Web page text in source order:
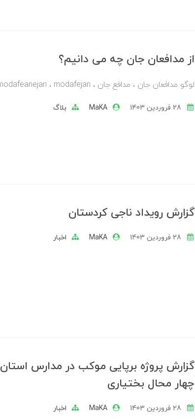
از مدافعان جان چه می دانیم؟
لوگو مدافعان جان ، مدافع جان ، modafeanejan ، modafejan
MaKA بلاگ
گزارش رویداد ناجی کردستان
MaKA اخبار
گزارش پروژه برپایی موکب در مدارس استان
چهار محال بختیاری
MaKA اخبار